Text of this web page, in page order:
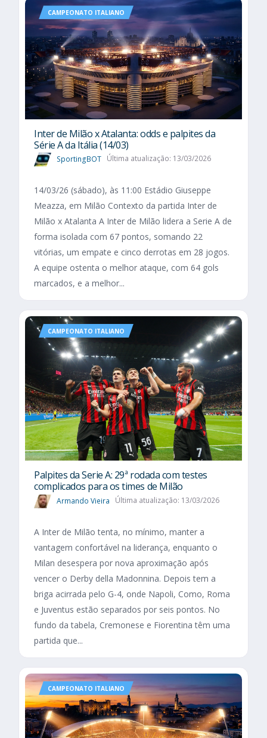
CAMPEONATO ITALIANO
Inter de Milão x Atalanta: odds e palpites da
Série A da Itália (14/03)
SportingBOT Última atualização: 13/03/2026
14/03/26 (sábado), às 11:00 Estádio Giuseppe
Meazza, em Milão Contexto da partida Inter de
Milão x Atalanta A Inter de Milão lidera a Serie A de
forma isolada com 67 pontos, somando 22
vitórias, um empate e cinco derrotas em 28 jogos.
A equipe ostenta o melhor ataque, com 64 gols
marcados, e a melhor...
CAMPEONATO ITALIANO
Palpites da Serie A: 29ª rodada com testes
complicados para os times de Milão
Armando Vieira Última atualização: 13/03/2026
A Inter de Milão tenta, no mínimo, manter a
vantagem confortável na liderança, enquanto o
Milan desespera por nova aproximação após
vencer o Derby della Madonnina. Depois tem a
briga acirrada pelo G-4, onde Napoli, Como, Roma
e Juventus estão separados por seis pontos. No
fundo da tabela, Cremonese e Fiorentina têm uma
partida que...
CAMPEONATO ITALIANO